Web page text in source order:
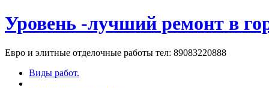
Уровень -лучший ремонт в
Евро и элитные отделочные работы тел: 89083220888
Виды работ.